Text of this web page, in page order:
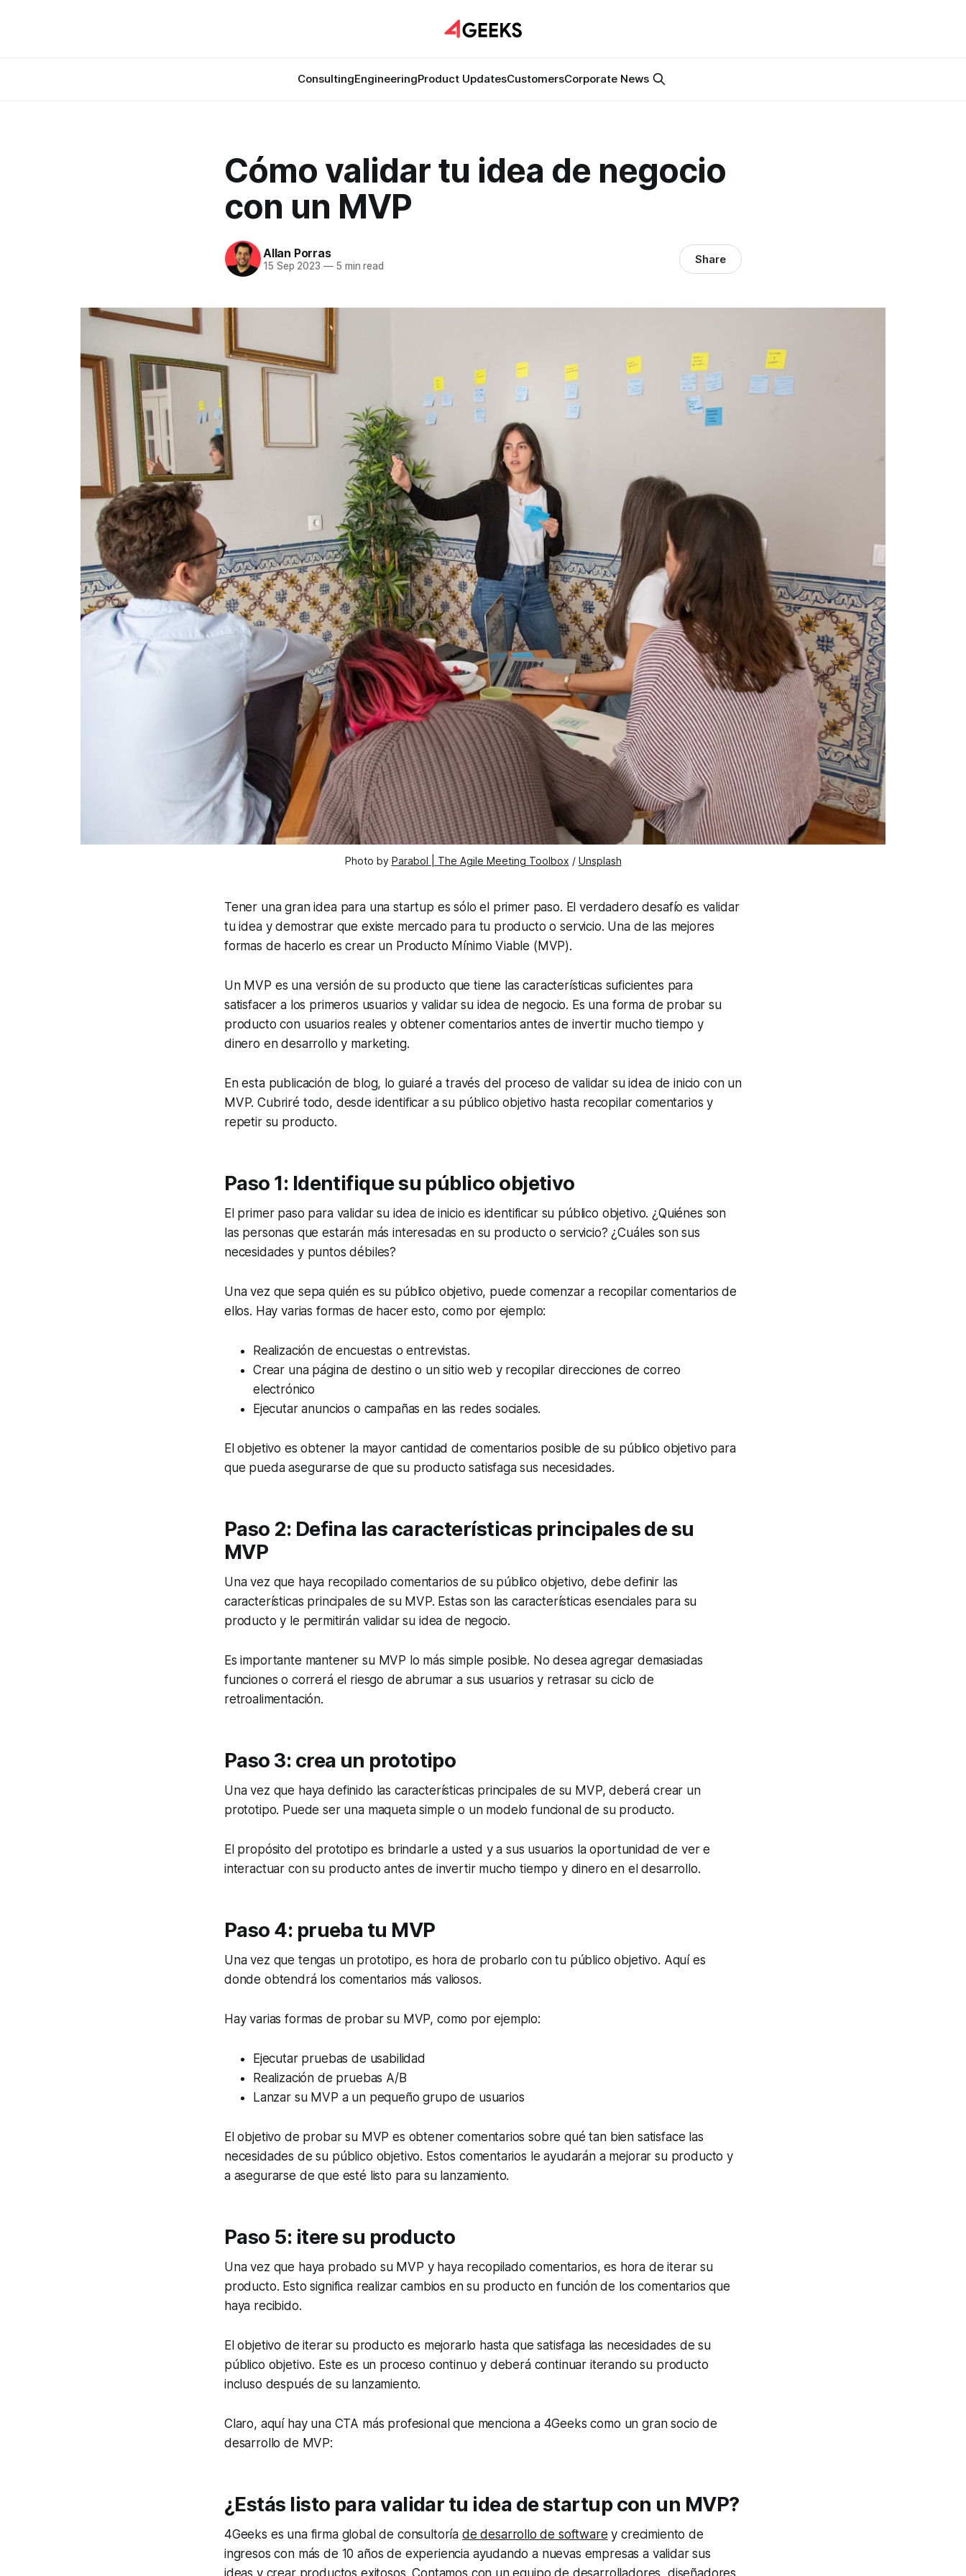
ConsultingEngineeringProduct UpdatesCustomersCorporate News
Cómo validar tu idea de negocio
con un MVP
Allan Porras
15 Sep 2023 —5 min read Share
Photo by Parabol | The Agile Meeting Toolbox / Unsplash
Tener una gran idea para una startup es sólo el primer paso. El verdadero desafío es validar
tu idea y demostrar que existe mercado para tu producto o servicio. Una de las mejores
formas de hacerlo es crear un Producto Mínimo Viable (MVP).
Un MVP es una versión de su producto que tiene las características suficientes para
satisfacer a los primeros usuarios y validar su idea de negocio. Es una forma de probar su
producto con usuarios reales y obtener comentarios antes de invertir mucho tiempo y
dinero en desarrollo y marketing.
En esta publicación de blog, lo guiaré a través del proceso de validar su idea de inicio con un
MVP. Cubriré todo, desde identificar a su público objetivo hasta recopilar comentarios y
repetir su producto.
Paso 1: Identifique su público objetivo
El primer paso para validar su idea de inicio es identificar su público objetivo. ¿Quiénes son
las personas que estarán más interesadas en su producto o servicio? ¿Cuáles son sus
necesidades y puntos débiles?
Una vez que sepa quién es su público objetivo, puede comenzar a recopilar comentarios de
ellos. Hay varias formas de hacer esto, como por ejemplo:
Realización de encuestas o entrevistas.
Crear una página de destino o un sitio web y recopilar direcciones de correo
electrónico
Ejecutar anuncios o campañas en las redes sociales.
El objetivo es obtener la mayor cantidad de comentarios posible de su público objetivo para
que pueda asegurarse de que su producto satisfaga sus necesidades.
Paso 2: Defina las características principales de su
MVP
Una vez que haya recopilado comentarios de su público objetivo, debe definir las
características principales de su MVP. Estas son las características esenciales para su
producto y le permitirán validar su idea de negocio.
Es importante mantener su MVP lo más simple posible. No desea agregar demasiadas
funciones o correrá el riesgo de abrumar a sus usuarios y retrasar su ciclo de
retroalimentación.
Paso 3: crea un prototipo
Una vez que haya definido las características principales de su MVP, deberá crear un
prototipo. Puede ser una maqueta simple o un modelo funcional de su producto.
El propósito del prototipo es brindarle a usted y a sus usuarios la oportunidad de ver e
interactuar con su producto antes de invertir mucho tiempo y dinero en el desarrollo.
Paso 4: prueba tu MVP
Una vez que tengas un prototipo, es hora de probarlo con tu público objetivo. Aquí es
donde obtendrá los comentarios más valiosos.
Hay varias formas de probar su MVP, como por ejemplo:
Ejecutar pruebas de usabilidad
Realización de pruebas A/B
Lanzar su MVP a un pequeño grupo de usuarios
El objetivo de probar su MVP es obtener comentarios sobre qué tan bien satisface las
necesidades de su público objetivo. Estos comentarios le ayudarán a mejorar su producto y
a asegurarse de que esté listo para su lanzamiento.
Paso 5: itere su producto
Una vez que haya probado su MVP y haya recopilado comentarios, es hora de iterar su
producto. Esto significa realizar cambios en su producto en función de los comentarios que
haya recibido.
El objetivo de iterar su producto es mejorarlo hasta que satisfaga las necesidades de su
público objetivo. Este es un proceso continuo y deberá continuar iterando su producto
incluso después de su lanzamiento.
Claro, aquí hay una CTA más profesional que menciona a 4Geeks como un gran socio de
desarrollo de MVP:
¿Estás listo para validar tu idea de startup con un MVP?
4Geeks es una firma global de consultoría de desarrollo de software y crecimiento de
ingresos con más de 10 años de experiencia ayudando a nuevas empresas a validar sus
ideas y crear productos exitosos. Contamos con un equipo de desarrolladores, diseñadores